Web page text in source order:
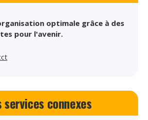
optimale grâce à des
pour l'avenir.
services connexes